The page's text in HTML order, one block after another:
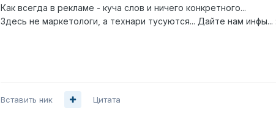
Как всегда в рекламе - куча слов и ничего конкретного...
Здесь не маркетологи, а технари тусуются... Дайте нам инфы...
Вставить ник Цитата